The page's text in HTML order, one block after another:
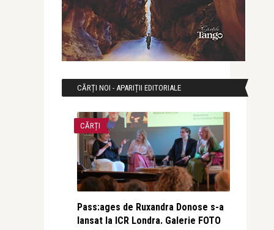
CĂRȚI NOI - APARIȚII EDITORIALE
CĂRȚI
Pass:ages de Ruxandra Donose s-a
lansat la ICR Londra. Galerie FOTO